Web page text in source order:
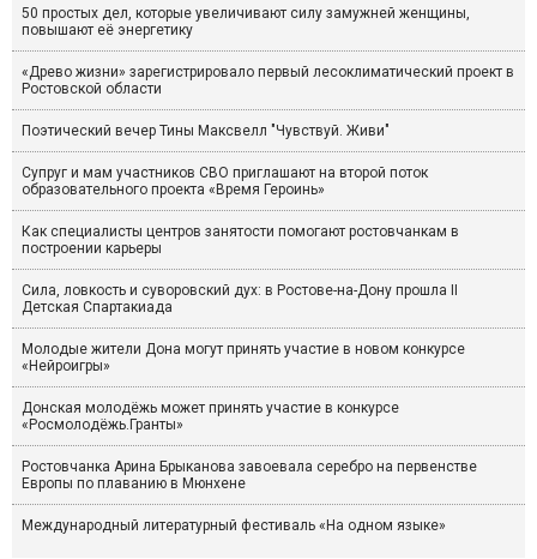
50 простых дел, которые увеличивают силу замужней женщины,
повышают её энергетику
«Древо жизни» зарегистрировало первый лесоклиматический проект в
Ростовской области
Поэтический вечер Тины Максвелл "Чувствуй. Живи"
Супруг и мам участников СВО приглашают на второй поток
образовательного проекта «Время Героинь»
Как специалисты центров занятости помогают ростовчанкам в
построении карьеры
Сила, ловкость и суворовский дух: в Ростове-на-Дону прошла II
Детская Спартакиада
Молодые жители Дона могут принять участие в новом конкурсе
«Нейроигры»
Донская молодёжь может принять участие в конкурсе
«Росмолодёжь.Гранты»
Ростовчанка Арина Брыканова завоевала серебро на первенстве
Европы по плаванию в Мюнхене
Международный литературный фестиваль «На одном языке»